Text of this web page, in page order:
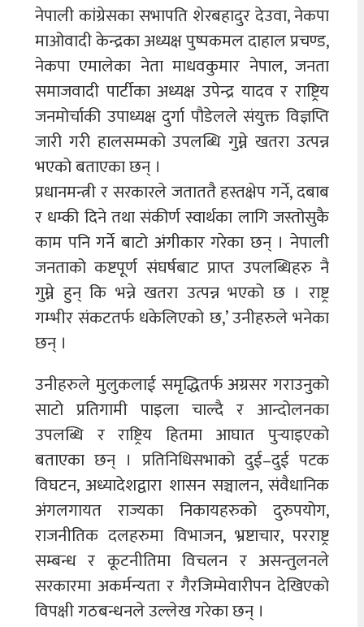
नेपाली कांग्रेसका सभापति शेरबहादुर देउवा, नेकपा
माओवादी केन्द्रका अध्यक्ष पुष्पकमल दाहाल प्रचण्ड,
नेकपा एमालेका नेता माधवकुमार नेपाल, जनता
समाजवादी पार्टीका अध्यक्ष उपेन्द्र यादव र राष्ट्रिय
जनमोर्चाकी उपाध्यक्ष दुर्गा पौडेलले संयुक्त विज्ञप्ति
जारी गरी हालसम्मको उपलब्धि गुम्ने खतरा उत्पन्न
भएको बताएका छन् ।
प्रधानमन्त्री र सरकारले जताततै हस्तक्षेप गर्ने, दबाब
र धम्की दिने तथा संकीर्ण स्वार्थका लागि जस्तोसुकै
काम पनि गर्ने बाटो अंगीकार गरेका छन् । नेपाली
जनताको कष्टपूर्ण संघर्षबाट प्राप्त उपलब्धिहरु नै
गुम्ने हुन् कि भन्ने खतरा उत्पन्न भएको छ । राष्ट्र
गम्भीर संकटतर्फ धकेलिएको छ,’ उनीहरुले भनेका
छन् ।
उनीहरुले मुलुकलाई समृद्धितर्फ अग्रसर गराउनुको
साटो प्रतिगामी पाइला चाल्दै र आन्दोलनका
उपलब्धि र राष्ट्रिय हितमा आघात पुर्‍याइएको
बताएका छन् । प्रतिनिधिसभाको दुई–दुई पटक
विघटन, अध्यादेशद्वारा शासन सञ्चालन, संवैधानिक
अंगलगायत राज्यका निकायहरुको दुरुपयोग,
राजनीतिक दलहरुमा विभाजन, भ्रष्टाचार, परराष्ट्र
सम्बन्ध र कूटनीतिमा विचलन र असन्तुलनले
सरकारमा अकर्मन्यता र गैरजिम्मेवारीपन देखिएको
विपक्षी गठबन्धनले उल्लेख गरेका छन् ।